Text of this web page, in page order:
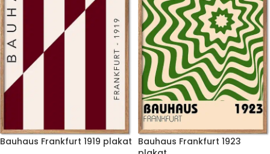
Bauhaus Frankfurt 1919 plakat Bauhaus Frankfurt 1923